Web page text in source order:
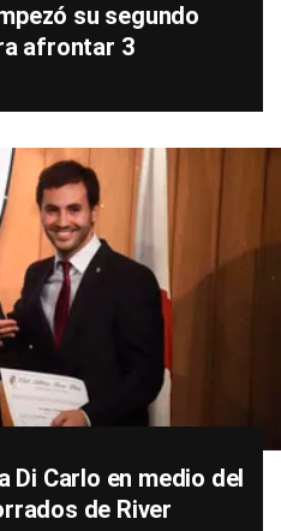
su segundo
afrontar 3
Di Carlo en medio del
de River